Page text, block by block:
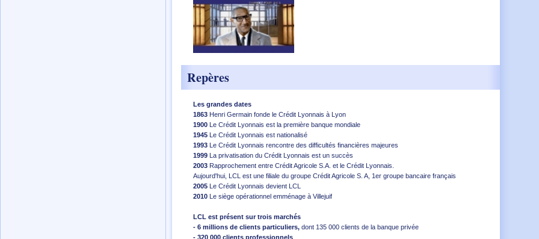
Repères
Les grandes dates
1863 Henri Germain fonde le Crédit Lyonnais à Lyon
1900 Le Crédit Lyonnais est la première banque mondiale
1945 Le Crédit Lyonnais est nationalisé
1993 Le Crédit Lyonnais rencontre des difficultés financières majeures
1999 La privatisation du Crédit Lyonnais est un succès
2003 Rapprochement entre Crédit Agricole S.A. et le Crédit Lyonnais.
Aujourd'hui, LCL est une filiale du groupe Crédit Agricole S. A, 1er groupe bancaire français
2005 Le Crédit Lyonnais devient LCL
2010 Le siège opérationnel emménage à Villejuif
LCL est présent sur trois marchés
- 6 millions de clients particuliers, dont 135 000 clients de la banque privée
- 320 000 clients professionnels